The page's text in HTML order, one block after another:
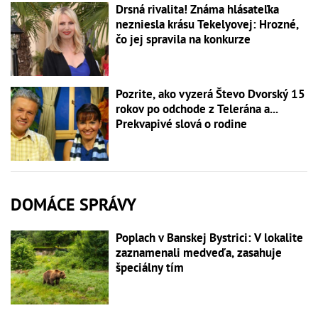
Drsná rivalita! Známa hlásateľka
nezniesla krásu Tekelyovej: Hrozné,
čo jej spravila na konkurze
Pozrite, ako vyzerá Števo Dvorský 15
rokov po odchode z Telerána a...
Prekvapivé slová o rodine
DOMÁCE SPRÁVY
Poplach v Banskej Bystrici: V lokalite
zaznamenali medveďa, zasahuje
špeciálny tím